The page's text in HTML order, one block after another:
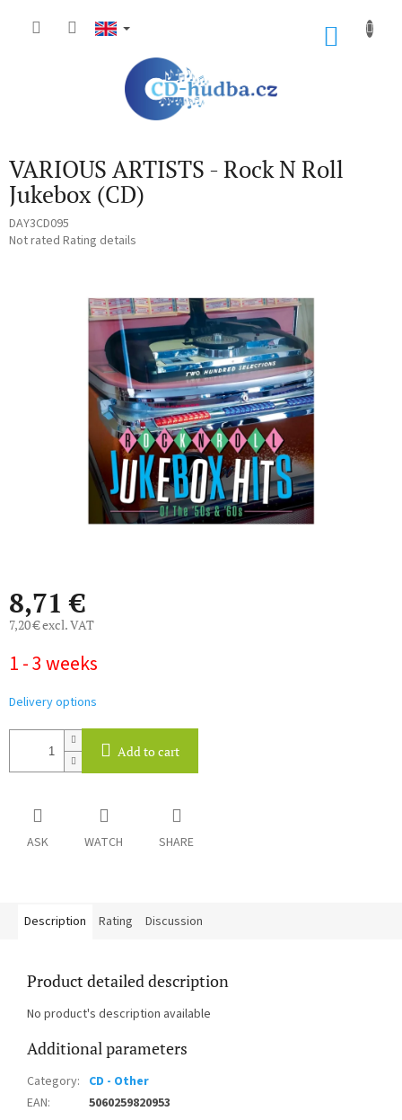
VARIOUS ARTISTS - Rock N Roll
Jukebox (CD)
DAY3CD095
The
Not rated Rating details
8,71 €
7,20 € excl. VAT
price:
1 - 3 weeks
Delivery options
Add to cart
ASK WATCH SHARE
Description Rating Discussion
Product detailed description
No product's description available
Additional parameters
Category: CD - Other
EAN: 5060259820953